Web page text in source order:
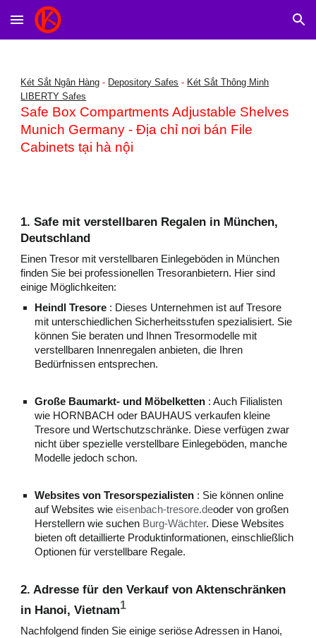
Skip to main content Skip to navigation
Két Sắt Ngân Hàng - Depository Safes - Két Sắt Thông Minh
LIBERTY Safes
Safe Box Compartments Adjustable Shelves
Munich Germany - Địa chỉ nơi bán File
Cabinets tại hà nội
1. Safe mit verstellbaren Regalen in München,
Deutschland
Einen Tresor mit verstellbaren Einlegeböden in München
finden Sie bei professionellen Tresoranbietern. Hier sind
einige Möglichkeiten:
Heindl Tresore : Dieses Unternehmen ist auf Tresore
mit unterschiedlichen Sicherheitsstufen spezialisiert. Sie
können Sie beraten und Ihnen Tresormodelle mit
verstellbaren Innenregalen anbieten, die Ihren
Bedürfnissen entsprechen.
Große Baumarkt- und Möbelketten : Auch Filialisten
wie HORNBACH oder BAUHAUS verkaufen kleine
Tresore und Wertschutzschränke. Diese verfügen zwar
nicht über spezielle verstellbare Einlegeböden, manche
Modelle jedoch schon.
Websites von Tresorspezialisten : Sie können online
auf Websites wieeisenbach-tresore.deoder von großen
Herstellern wie suchen Burg-Wächter. Diese Websites
bieten oft detaillierte Produktinformationen, einschließlich
Optionen für verstellbare Regale.
2. Adresse für den Verkauf von Aktenschränken
in Hanoi, Vietnam1
Nachfolgend finden Sie einige seriöse Adressen in Hanoi,